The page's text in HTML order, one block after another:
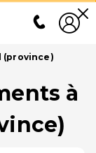
(province)
à